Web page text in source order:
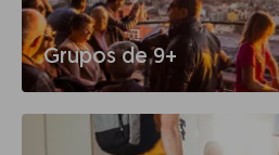
Grupos de 9+